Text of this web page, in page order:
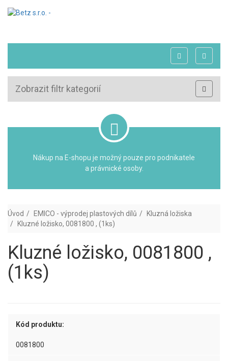
Zobrazit filtr kategorií
Nákup na E-shopu je možný pouze pro podnikatele
a právnické osoby.
Úvod EMICO - výprodej plastových dílů
Kluzná ložiska
Kluzné ložisko, 0081800 , (1ks)
Kluzné ložisko, 0081800 ,
(1ks)
Kód produktu:
0081800